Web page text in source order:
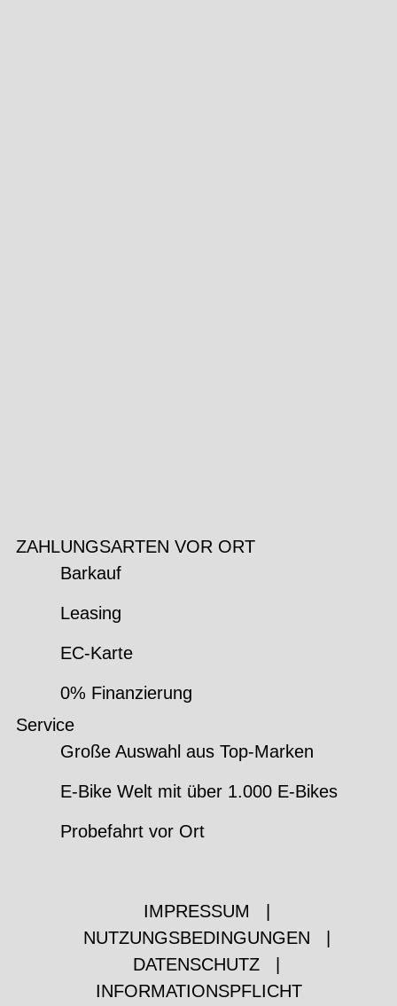
ZAHLUNGSARTEN VOR ORT
Barkauf
Leasing
EC-Karte
0% Finanzierung
Service
Große Auswahl aus Top-Marken
E-Bike Welt mit über 1.000 E-Bikes
Probefahrt vor Ort
IMPRESSUM
NUTZUNGSBEDINGUNGEN
DATENSCHUTZ
INFORMATIONSPFLICHT